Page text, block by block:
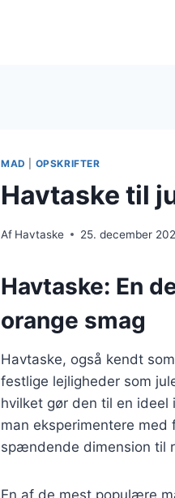
MAD OPSKRIFTER
Havtaske til
Af Havtaske 25. december
Havtaske: En
orange smag
Havtaske, også kendt
festlige lejligheder som
hvilket gør den til en ideel
man eksperimentere med
spændende dimension til
En af de mest populære